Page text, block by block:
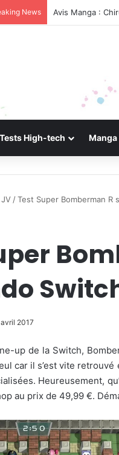
News Avis Manga :
Tests High-tech
/Test Super Bomberman R
2017
up de la Switch,
car il s’est vite
Heureusement,
au prix de 49,99 €.